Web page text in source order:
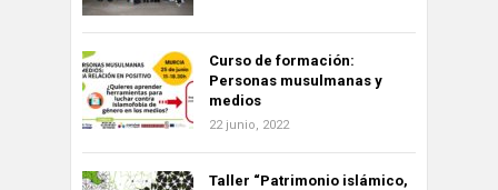
Curso de formación:
Personas musulmanas y
medios
22 junio, 2022
Taller “Patrimonio islámico,